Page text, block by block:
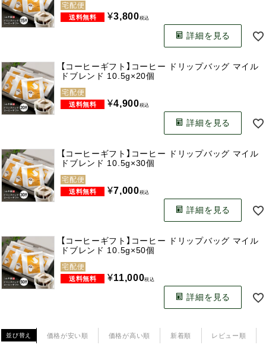
宅配便
¥3,800税込
詳細を見る
【コーヒーギフト】コーヒー ドリップバッグ マイル
ドブレンド 10.5g×20個
宅配便
¥4,900税込
詳細を見る
【コーヒーギフト】コーヒー ドリップバッグ マイル
ドブレンド 10.5g×30個
宅配便
¥7,000税込
詳細を見る
【コーヒーギフト】コーヒー ドリップバッグ マイル
ドブレンド 10.5g×50個
宅配便
¥11,000税込
詳細を見る
並び替え 価格が安い順 価格が高い順 新着順 レビュー順